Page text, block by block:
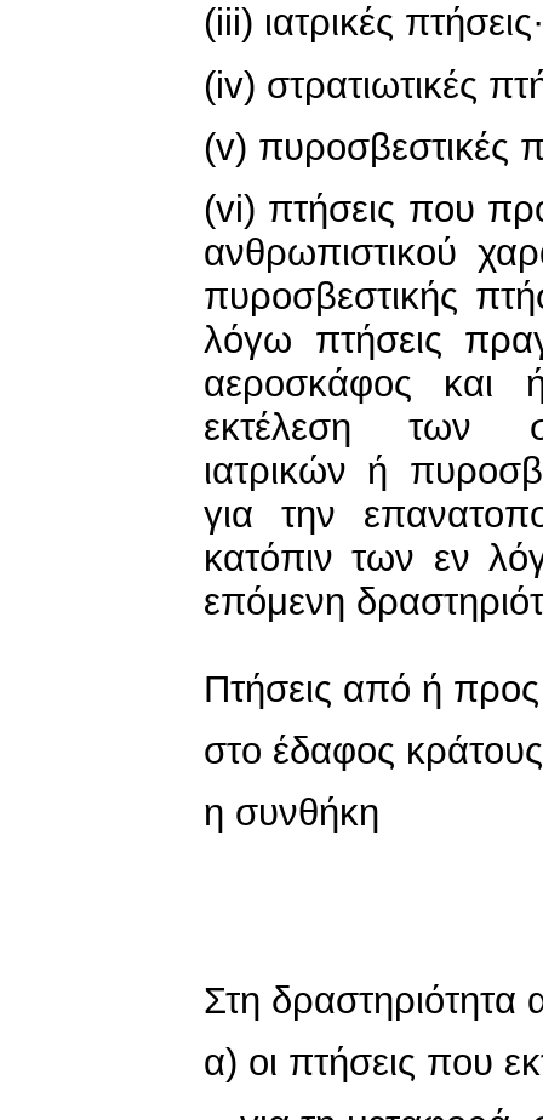
(iii) ιατρικές πτήσεις·
(iv) στρατιωτικές
(v) πυροσβεστικές
(vi) πτήσεις που
ανθρωπιστικού
πυροσβεστικής
λόγω πτήσεις
αεροσκάφος και
εκτέλεση των
ιατρικών ή
για την
κατόπιν των εν
επόμενη
Πτήσεις από ή
στο έδαφος
η συνθήκη
Στη δραστηριότητα
α) οι πτήσεις που